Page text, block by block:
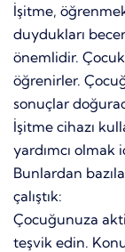
İşitme,
duydukları
önemlidir.
öğrenirler.
sonuçlar
İşitme cihazı
yardımcı olmak
Bunlardan
çalıştık:
Çocuğunuza
teşvik edin.